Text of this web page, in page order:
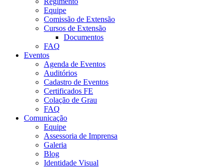
Equipe
Comissão de Extensão
Cursos de Extensão
Documentos
FAQ
Eventos
Agenda de Eventos
Auditórios
Cadastro de Eventos
Certificados FE
Colação de Grau
FAQ
Comunicação
Equipe
Assessoria de Imprensa
Galeria
Blog
Identidade Visual